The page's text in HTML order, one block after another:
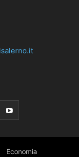
Economia